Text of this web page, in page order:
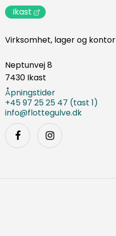
Ikast
Virksomhet, lager og kontor
Neptunvej 8
7430 Ikast
Åpningstider
+45 97 25 25 47 (tast 1)
info@flottegulve.dk